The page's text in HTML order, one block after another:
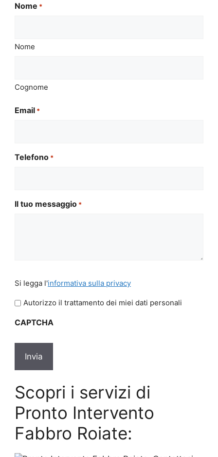
Nome *
Nome
Cognome
Email *
Telefono *
Il tuo messaggio *
legga
l'informativa
privacy
Si legga l'informativa sulla privacy
Autorizzo il trattamento dei miei dati personali
CAPTCHA
Scopri i servizi di
Pronto Intervento
Fabbro Roiate: